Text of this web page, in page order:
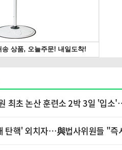
최초 논산 훈련소 2박 3일 '입
탄핵' 외치자…與법사위원들 "